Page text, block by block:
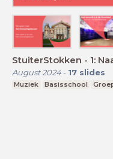
StuiterStokken - 1:
August 2024- 17 slides
Muziek Basisschool